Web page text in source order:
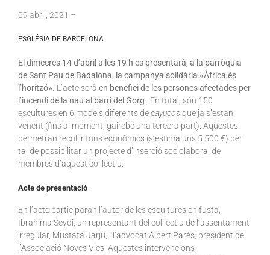
09 abril , 2021 –
ESGLÉSIA DE BARCELONA
El dimecres 14 d’abril a les 19 h es presentarà, a la parròquia
de Sant Pau de Badalona, la campanya solidària «Àfrica és
l’horitzó». L’acte serà en benefici de les persones afectades per
l’incendi de la nau al barri del Gorg . En total, són 150
escultures en 6 models diferents decayucosque ja s’estan
venent (fins al moment, gairebé una tercera part). Aquestes
permetran recollir fons econòmics (s’estima uns 5.500 €) per
tal de possibilitar un projecte d’inserció sociolaboral de
membres d’aquest col·lectiu.
Acte de presentació
En l’acte participaran l’autor de les escultures en fusta,
Ibrahima Seydi, un representant del col·lectiu de l’assentament
irregular, Mustafa Jarju, i l’advocat Albert Parés, president de
l’Associació Noves Vies. Aquestes intervencions